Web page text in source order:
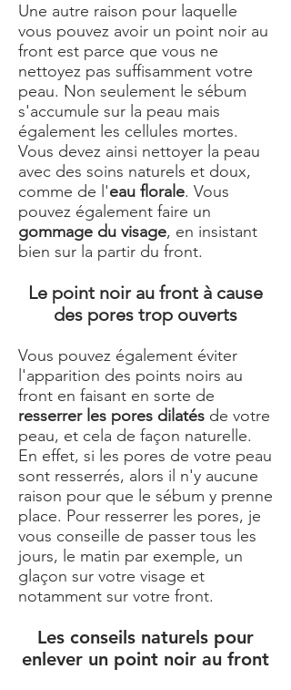
Une autre raison pour laquelle
vous pouvez avoir un point noir au
front est parce que vous ne
nettoyez pas suffisamment votre
peau. Non seulement le sébum
s'accumule sur la peau mais
également les cellules mortes.
Vous devez ainsi nettoyer la peau
avec des soins naturels et doux,
comme de l'eau florale. Vous
pouvez également faire un
gommage du visage, en insistant
bien sur la partir du front.
Le point noir au front à cause
des pores trop ouverts
Vous pouvez également éviter
l'apparition des points noirs au
front en faisant en sorte de
resserrer les pores dilatés de votre
peau, et cela de façon naturelle.
En effet, si les pores de votre peau
sont resserrés, alors il n'y aucune
raison pour que le sébum y prenne
place. Pour resserrer les pores, je
vous conseille de passer tous les
jours, le matin par exemple, un
glaçon sur votre visage et
notamment sur votre front.
Les conseils naturels pour
enlever un point noir au front